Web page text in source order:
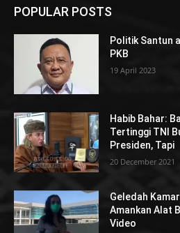
POPULAR POSTS
Politik Santun
PKB
19 April 2023
Habib Bahar:
Tertinggi TNI
Presiden, Tapi
20 December 2021
Geledah
Amankan Alat
Video